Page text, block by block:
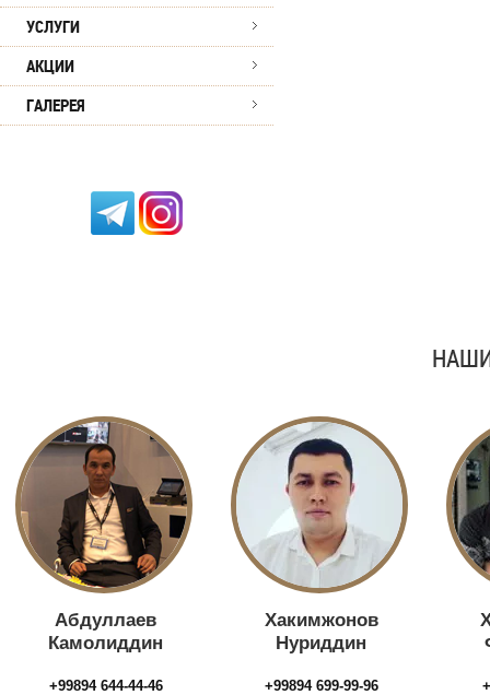
УСЛУГИ
АКЦИИ
ГАЛЕРЕЯ
Абдуллаев
Камолиддин
+99894 644-44-46
Хакимжонов
Нуриддин
+99894 699-99-96